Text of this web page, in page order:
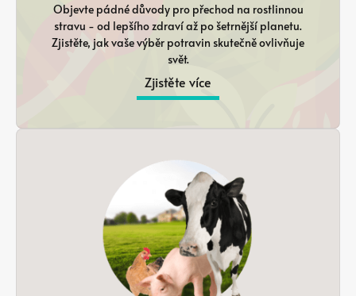
Objevte pádné důvody pro přechod na rostlinnou
stravu - od lepšího zdraví až po šetrnější planetu.
Zjistěte, jak vaše výběr potravin skutečně ovlivňuje
svět.
Zjistěte více